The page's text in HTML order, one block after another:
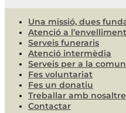
Una missió, dues
Atenció a l’envelliment
Serveis funeraris
Atenció intermèdia
Serveis per a la
Fes voluntariat
Fes un donatiu
Treballar amb
Contactar